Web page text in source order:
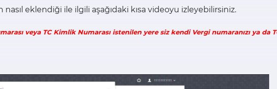
eklendiği ile ilgili aşağıdaki kısa videoyu izleyebilirsiniz.
veya TC Kimlik Numarası istenilen yere siz kendi Vergi numaranızı ya da